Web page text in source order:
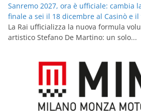
Sanremo 2027, ora è ufficiale: cambia
finale a sei il 18 dicembre al Casinò e
La Rai ufficializza la nuova formula
artistico Stefano De Martino: un solo...